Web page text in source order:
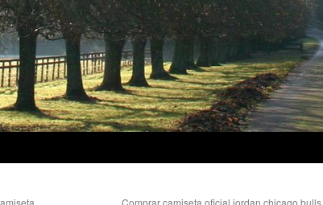
Comprar camiseta oficial jordan chicago bulls